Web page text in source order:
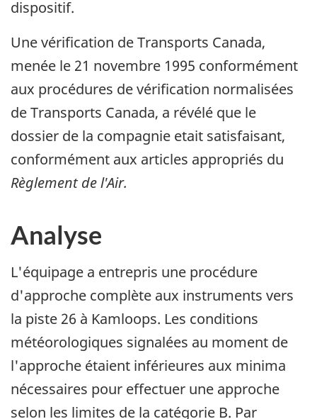
dispositif.
Une vérification de Transports Canada,
menée le 21 novembre 1995 conformément
aux procédures de vérification normalisées
de Transports Canada, a révélé que le
dossier de la compagnie etait satisfaisant,
conformément aux articles appropriés du
Règlement de l'Air.
Analyse
L'équipage a entrepris une procédure
d'approche complète aux instruments vers
la piste 26 à Kamloops. Les conditions
météorologiques signalées au moment de
l'approche étaient inférieures aux minima
nécessaires pour effectuer une approche
selon les limites de la catégorie B. Par